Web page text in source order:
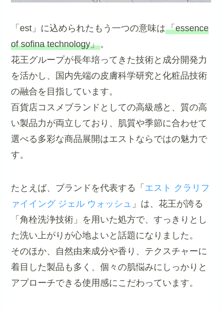
「est」に込められたもう一つの意味は「essence
of sofina technology」。
花王グループが長年培ってきた技術と成分開発力
を活かし、国内先端の皮膚科学研究と化粧品技術
の融合を目指しています。
百貨店コスメブランドとしての高級感と、質の高
い製品力が両立しており、肌質や季節に合わせて
選べる多彩な商品展開はエストならではの魅力で
す。
たとえば、ブランドを代表する「 エスト クラリフ
ァイイング ジェル ウォッシュ 」は、花王が誇る
「角栓洗浄技術」を用いた処方で、すっきりとし
た洗い上がりが心地よいと話題になりました。
そのほか、自然由来成分や香り、テクスチャーに
着目した製品も多く、個々の肌悩みにしっかりと
アプローチできる使用感にこだわっています。